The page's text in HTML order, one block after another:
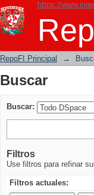
https://
Buscar
RepoFI Principal →
Buscar
Buscar:
Filtros
Use filtros para refinar
Filtros actuales: